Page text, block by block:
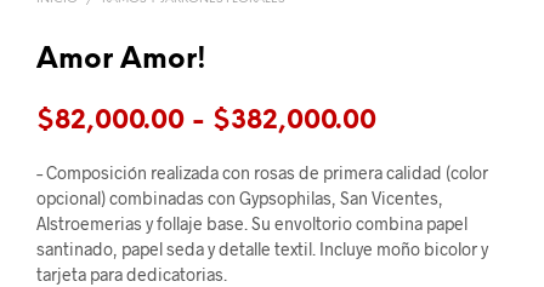
Amor Amor!
$82,000.00 - $382,000.00Rango
de
precios:
desde
– Composición realizada con rosas de primera calidad (color
opcional) combinadas con Gypsophilas, San Vicentes,
Alstroemerias y follaje base. Su envoltorio combina papel
santinado, papel seda y detalle textil. Incluye moño bicolor y
tarjeta para dedicatorias.